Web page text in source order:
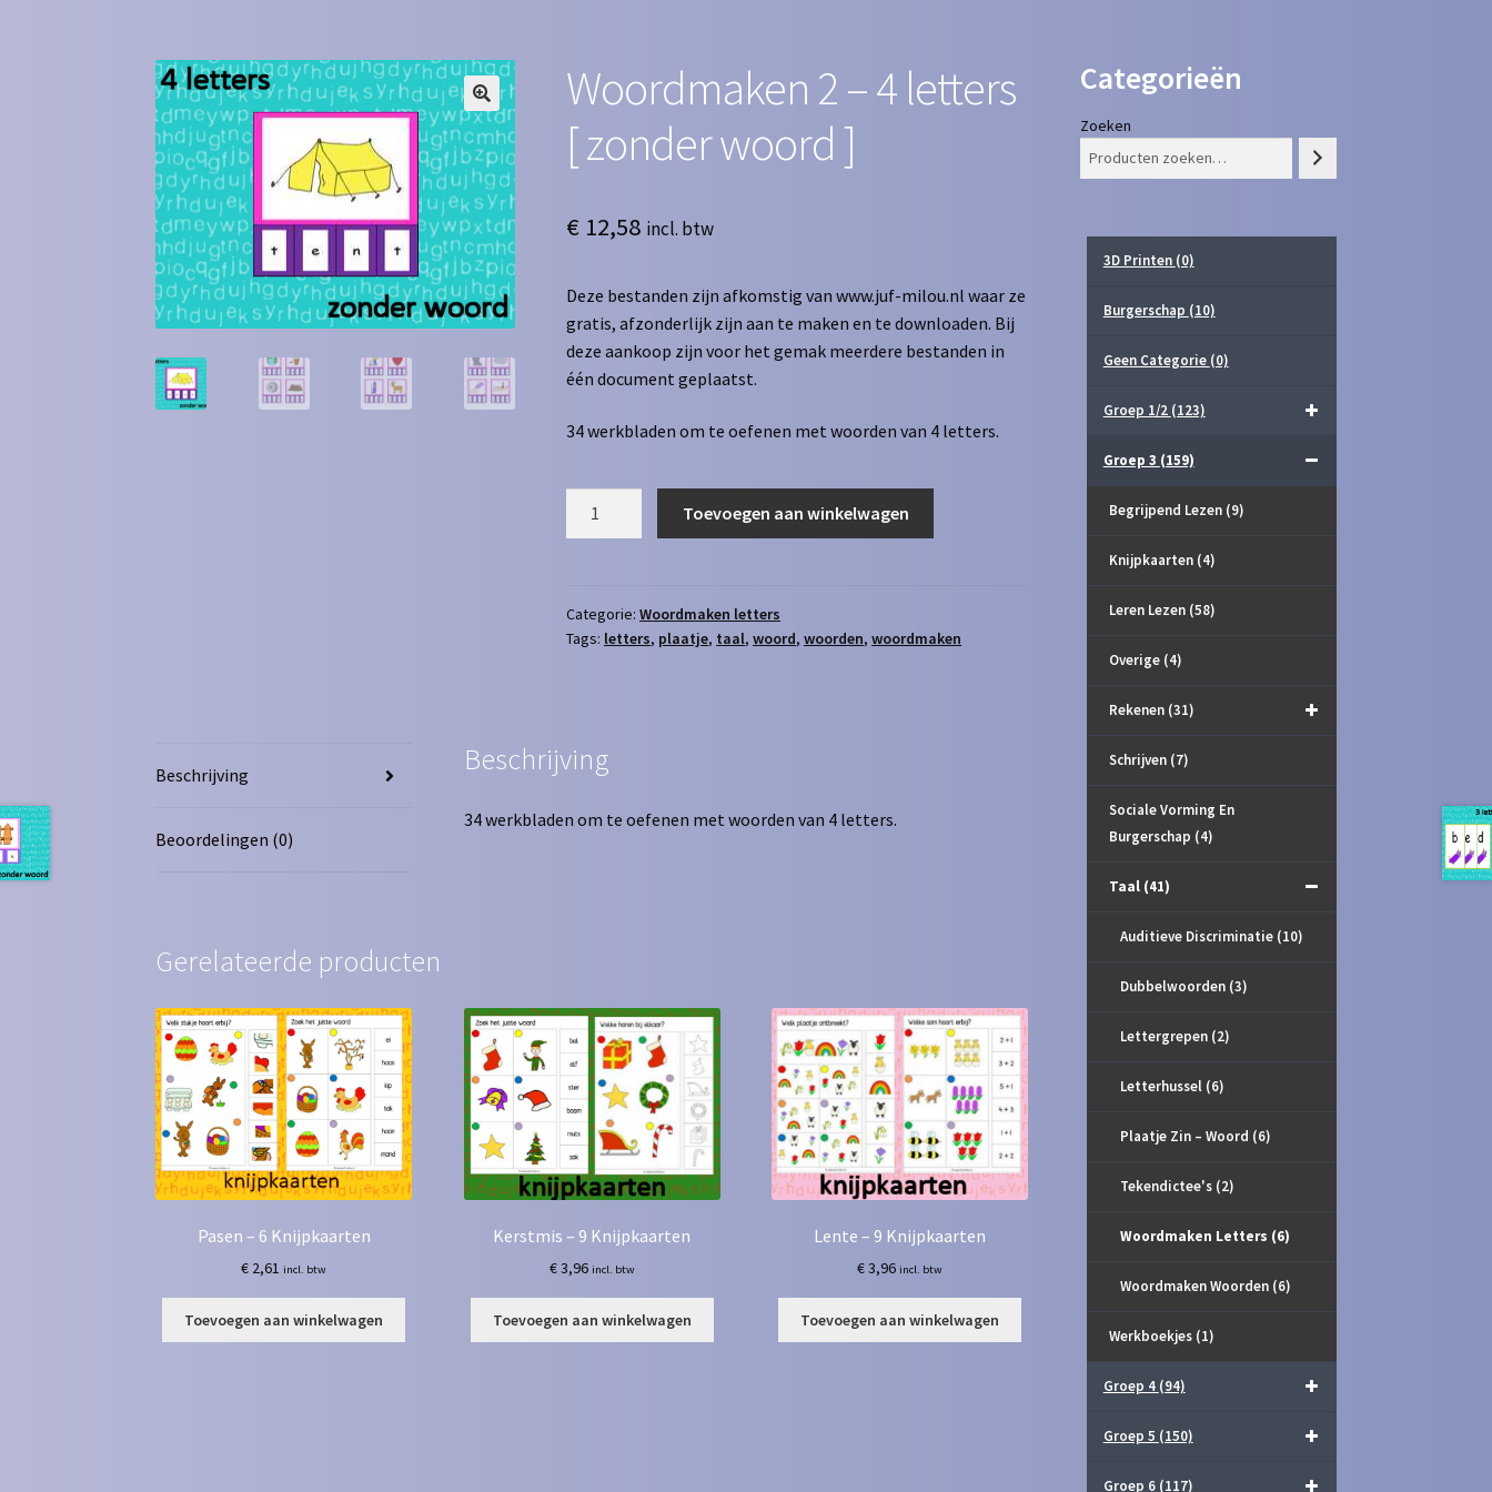
Woordmaken 2 – 4 letters
[ zonder woord ]
€ 12,58 incl. btw
Deze bestanden zijn afkomstig van www.juf-milou.nl waar ze
gratis, afzonderlijk zijn aan te maken en te downloaden. Bij
deze aankoop zijn voor het gemak meerdere bestanden in
één document geplaatst.
34 werkbladen om te oefenen met woorden van 4 letters.
letters
[
aantal
Toevoegen aan winkelwagen
Categorie:Woordmaken letters
Tags: letters, plaatje, taal,woord,woorden,woordmaken
Beschrijving
Beoordelingen (0)
Beschrijving
34 werkbladen om te oefenen met woorden van 4 letters.
Gerelateerde producten
Pasen – 6 Knijpkaarten
€ 2,61 incl. btw
Toevoegen aan winkelwagen
Kerstmis – 9 Knijpkaarten
€3,96 incl. btw
Toevoegen aan winkelwagen
Lente – 9 Knijpkaarten
€3,96 incl. btw
Toevoegen aan winkelwagen
Categorieën
Zoeken
3D Printen (0)
Burgerschap (10)
Geen Categorie (0)
Groep 1/2 (123)
Groep 3 (159)
Begrijpend Lezen (9)
Knijpkaarten (4)
Leren Lezen (58)
Overige (4)
Rekenen (31)
Schrijven (7)
Sociale Vorming En
Burgerschap (4)
Taal (41)
Auditieve Discriminatie (10)
Dubbelwoorden (3)
Lettergrepen (2)
Letterhussel (6)
Plaatje Zin – Woord (6)
Tekendictee's (2)
Woordmaken Letters (6)
Woordmaken Woorden (6)
Werkboekjes (1)
Groep 4 (94)
Groep 5 (150)
Groep 6 (117)